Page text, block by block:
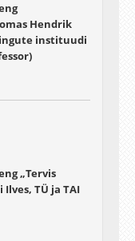
Hendrik
instituudi
„Tervis
TÜ ja TAI